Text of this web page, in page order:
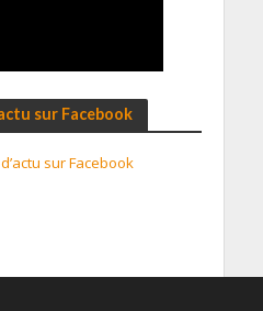
sur Facebook
sur Facebook